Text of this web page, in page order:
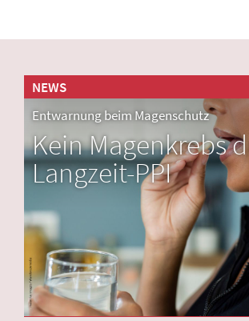
NEWS
Entwarnung beim Magenschutz
Kein Magenkrebs
Langzeit-PPI